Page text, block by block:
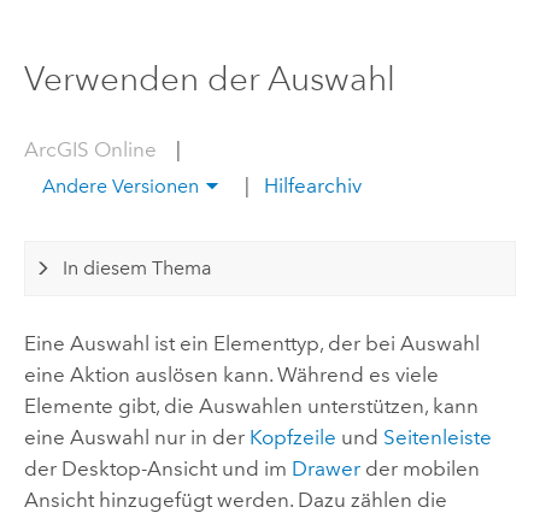
Verwenden der Auswahl
ArcGIS Online
Andere Versionen Hilfearchiv
In diesem Thema
Eine Auswahl ist ein Elementtyp, der bei Auswahl
eine Aktion auslösen kann. Während es viele
Elemente gibt, die Auswahlen unterstützen, kann
eine Auswahl nur in der Kopfzeile und Seitenleiste
der Desktop-Ansicht und im Drawerder mobilen
Ansicht hinzugefügt werden. Dazu zählen die